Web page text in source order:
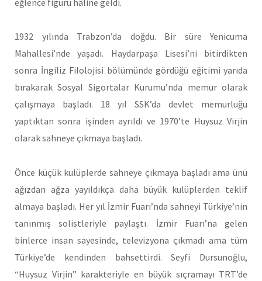
1932 yılında Trabzon’da doğdu. Bir süre Yenicuma
Mahallesi’nde yaşadı. Haydarpaşa Lisesi’ni bitirdikten
sonra İngiliz Filolojisi bölümünde gördüğü eğitimi yarıda
bırakarak Sosyal Sigortalar Kurumu’nda memur olarak
çalışmaya başladı. 18 yıl SSK’da devlet memurluğu
yaptıktan sonra işinden ayrıldı ve 1970’te Huysuz Virjin
olarak sahneye çıkmaya başladı.
Önce küçük kulüplerde sahneye çıkmaya başladı ama ünü
ağızdan ağza yayıldıkça daha büyük kulüplerden teklif
almaya başladı. Her yıl İzmir Fuarı’nda sahneyi Türkiye’nin
tanınmış solistleriyle paylaştı. İzmir Fuarı’na gelen
binlerce insan sayesinde, televizyona çıkmadı ama tüm
Türkiye’de kendinden bahsettirdi. Seyfi Dursunoğlu,
“Huysuz Virjin” karakteriyle en büyük sıçramayı TRT’de